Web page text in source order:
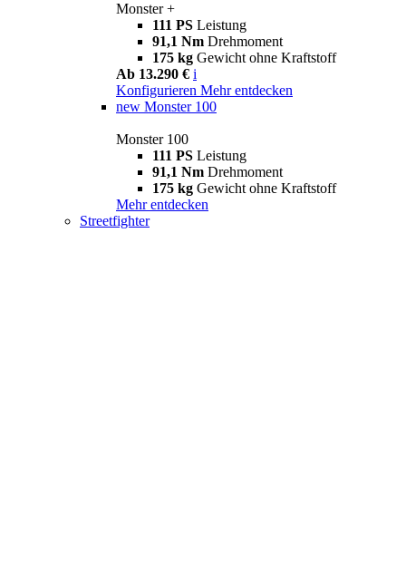
Monster +
111 PS Leistung
91,1 Nm Drehmoment
175 kg Gewicht ohne Kraftstoff
Ab 13.290 € i
Konfigurieren Mehr entdecken
new Monster 100
Monster 100
111 PS Leistung
91,1 Nm Drehmoment
175 kg Gewicht ohne Kraftstoff
Mehr entdecken
Streetfighter